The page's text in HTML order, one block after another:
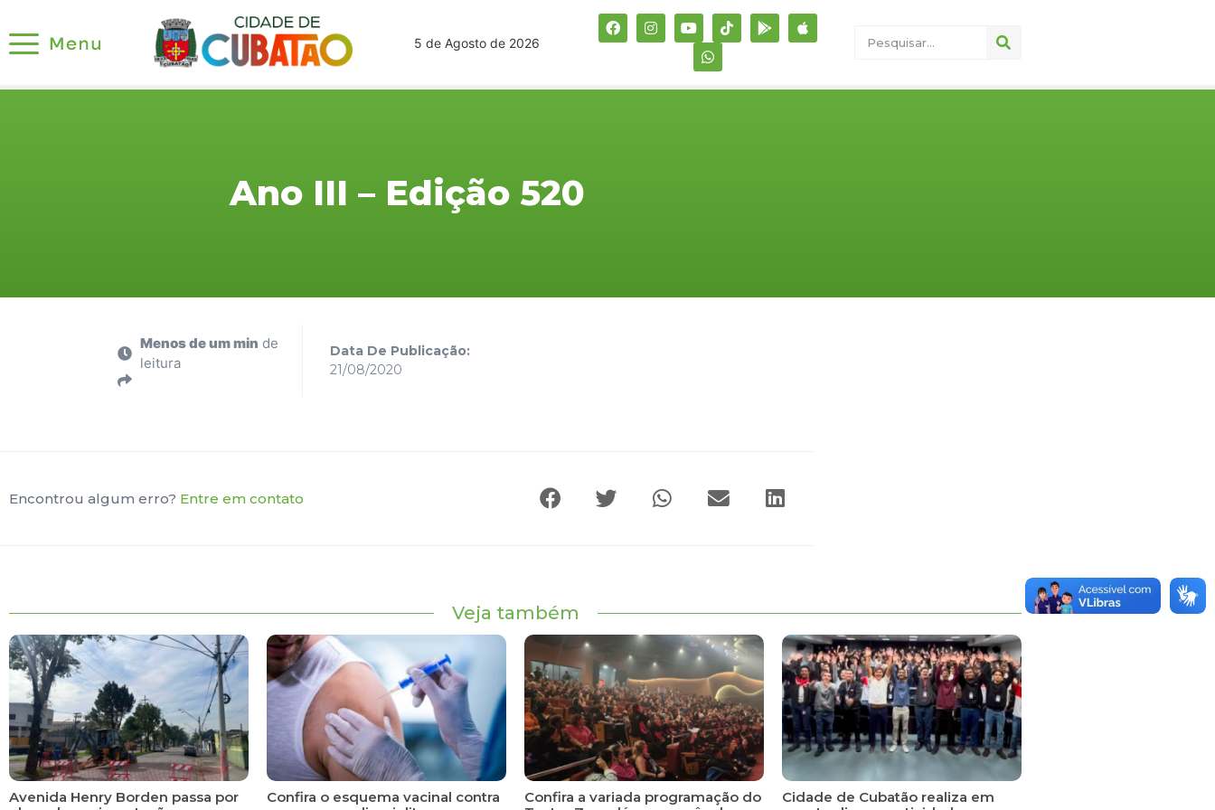
5 de Agosto de 2026
Ano III – Edição 520
Menos de um min de
leitura
Data De Publicação:
21/08/2020
Encontrou algum erro? Entre em contato
Veja também
Avenida Henry Borden passa por
Confira o esquema vacinal contra
Confira a variada programação do
Cidade de Cubatão realiza em